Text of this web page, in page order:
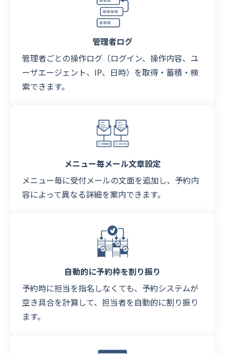
管理者ログ
管理者ごとの操作ログ（ログイン、操作内容、ユ
ーザエージェント、IP、日時）を取得・蓄積・検
索できます。
メニュー毎メール文章設定
メニュー毎に受付メールの文面を追加し、予約内
容によって異なる詳細を案内できます。
自動的に予約枠を割り振り
予約時に担当を指名しなくても、予約システムが
空き具合を計算して、担当者を自動的に割り振り
ます。